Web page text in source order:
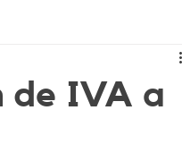
de IVA a